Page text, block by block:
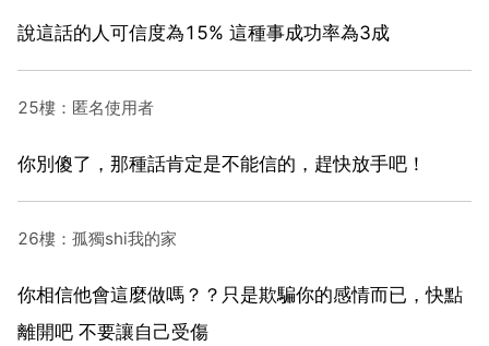
說這話的人可信度為15% 這種事成功率為3成
25樓：匿名使用者
你別傻了，那種話肯定是不能信的，趕快放手吧！
26樓：孤獨shi我的家
你相信他會這麼做嗎？？只是欺騙你的感情而已，快點
離開吧 不要讓自己受傷